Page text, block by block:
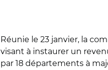
Réunie le 23 janvier, la
visant à instaurer un
par 18 départements à